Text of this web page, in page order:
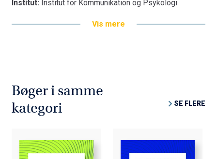
Institut: Institut for Kommunikation og Psykologi
Vis mere
Bøger i samme
kategori
SE FLERE